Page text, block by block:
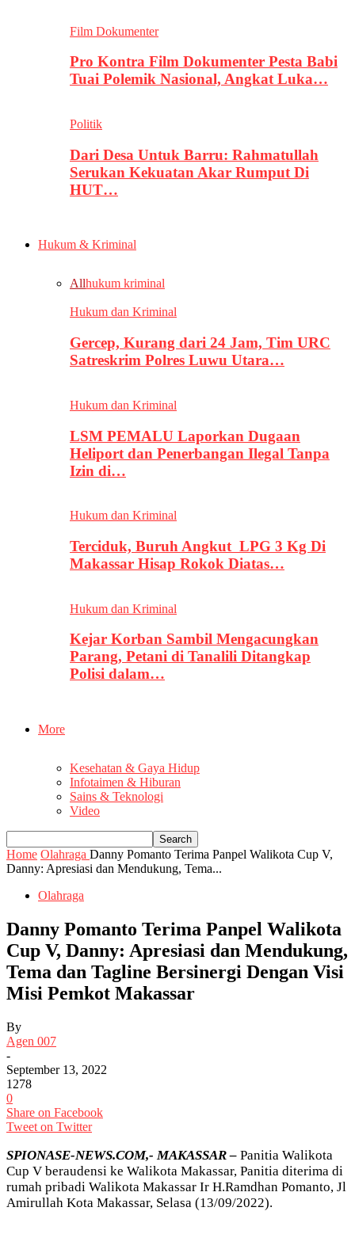
Film Dokumenter
Pro Kontra Film Dokumenter Pesta Babi
Tuai Polemik Nasional, Angkat Luka…
Politik
Dari Desa Untuk Barru: Rahmatullah
Serukan Kekuatan Akar Rumput Di
HUT…
Hukum & Kriminal
Allhukum kriminal
Hukum dan Kriminal
Gercep, Kurang dari 24 Jam, Tim URC
Satreskrim Polres Luwu Utara…
Hukum dan Kriminal
LSM PEMALU Laporkan Dugaan
Heliport dan Penerbangan Ilegal Tanpa
Izin di…
Hukum dan Kriminal
Terciduk, Buruh Angkut LPG 3 Kg Di
Makassar Hisap Rokok Diatas…
Hukum dan Kriminal
Kejar Korban Sambil Mengacungkan
Parang, Petani di Tanalili Ditangkap
Polisi dalam…
More
Kesehatan & Gaya Hidup
Infotaimen & Hiburan
Sains & Teknologi
Video
Home Olahraga Danny Pomanto Terima Panpel Walikota Cup V,
Danny: Apresiasi dan Mendukung, Tema...
Olahraga
Danny Pomanto Terima Panpel Walikota
Cup V, Danny: Apresiasi dan Mendukung,
Tema dan Tagline Bersinergi Dengan Visi
Misi Pemkot Makassar
By
Agen 007
-
September 13, 2022
1278
0
Share on Facebook
Tweet on Twitter
SPIONASE-NEWS.COM,- MAKASSAR – Panitia Walikota
Cup V beraudensi ke Walikota Makassar, Panitia diterima di
rumah pribadi Walikota Makassar Ir H.Ramdhan Pomanto, Jl
Amirullah Kota Makassar, Selasa (13/09/2022).